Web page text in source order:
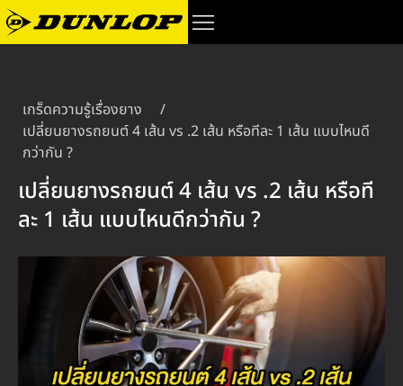
เกร็ดความรู้เรื่องยาง
/
เปลี่ยนยางรถยนต์ 4 เส้น vs .2 เส้น หรือทีละ 1 เส้น แบบไหนดี
กว่ากัน ?
เปลี่ยนยางรถยนต์ 4 เส้น vs .2 เส้น หรือที
ละ 1 เส้น แบบไหนดีกว่ากัน ?